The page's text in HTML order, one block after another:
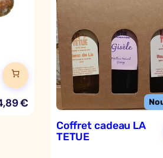
€
Coffret cadeau LA
TETUE